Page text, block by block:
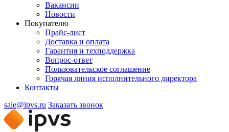
Вакансии
Новости
Покупателю
Прайс-лист
Доставка и оплата
Гарантия и техподдержка
Вопрос-ответ
Пользовательское соглашение
Горячая линия исполнительного директора
Контакты
sale@ipvs.ru Заказать звонок